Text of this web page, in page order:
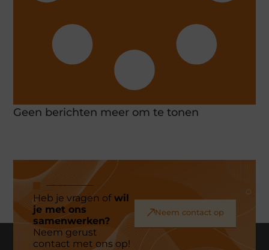
Geen berichten meer om te tonen
Heb je vragen ofwil
je met ons
samenwerken?
Neem gerust
contact met ons op!
Neem contact op